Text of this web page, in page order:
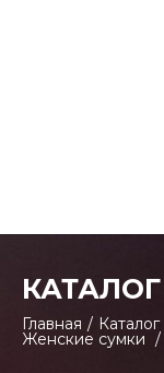
КАТАЛОГ
Главная / Каталог
Женские сумки /